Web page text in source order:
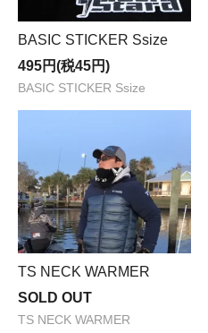
BASIC STICKER Ssize
495円(税45円)
BASIC STICKER Ssize
TS NECK WARMER
SOLD OUT
TS NECK WARMER